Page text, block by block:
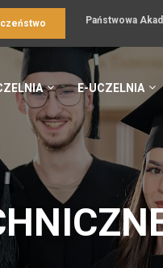
Państwowa
E-UCZELNIA